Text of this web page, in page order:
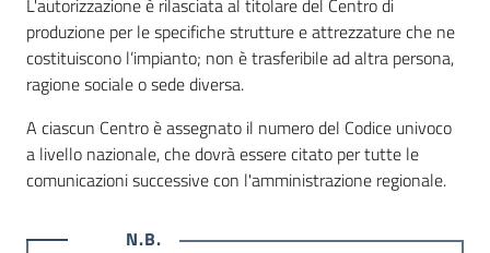
L'autorizzazione è rilasciata al titolare del Centro di
produzione per le specifiche strutture e attrezzature che ne
costituiscono l’impianto; non è trasferibile ad altra persona,
ragione sociale o sede diversa.
A ciascun Centro è assegnato il numero del Codice univoco
a livello nazionale, che dovrà essere citato per tutte le
comunicazioni successive con l'amministrazione regionale.
N.B.